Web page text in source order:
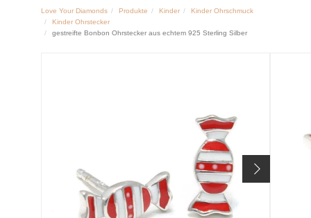
Love Your Diamonds Produkte Kinder
Kinder Ohrschmuck
Kinder Ohrstecker
gestreifte Bonbon Ohrstecker aus echtem 925 Sterling Silber